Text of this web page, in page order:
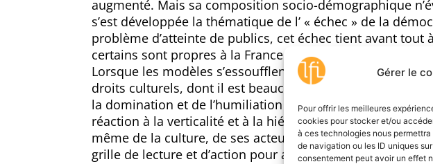
Gérer le
Pour offrir les meilleures
cookies pour stocker et/ou
à ces technologies nous
de navigation ou les ID uniques
consentement peut avoir un effet
augmenté. Mais sa composition socio-démographique
s’est développée la thématique de l’ « échec » de la
problème d’atteinte de publics, cet échec tient avant
certains sont propres à la France.
Lorsque les modèles s’essoufflent, de nouveaux
droits culturels, dont il est beaucoup question depuis
la domination et de l’humiliation culturelles, au sein de
réaction à la verticalité et à la hiérarchie du système
même de la culture, de ses acteurs, et la finalité des
grille de lecture et d’action pour analyser les finalités et